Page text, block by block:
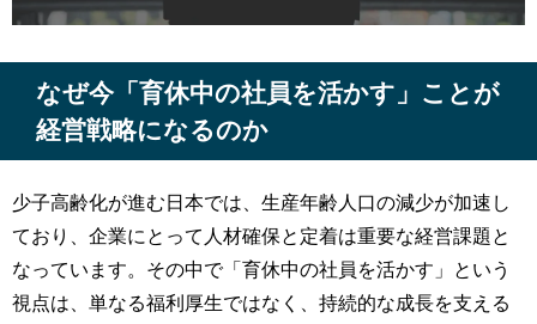
なぜ今「育休中の社員を活かす」ことが
経営戦略になるのか
少子高齢化が進む日本では、生産年齢人口の減少が加速し
ており、企業にとって人材確保と定着は重要な経営課題と
なっています。その中で「育休中の社員を活かす」という
視点は、単なる福利厚生ではなく、持続的な成長を支える